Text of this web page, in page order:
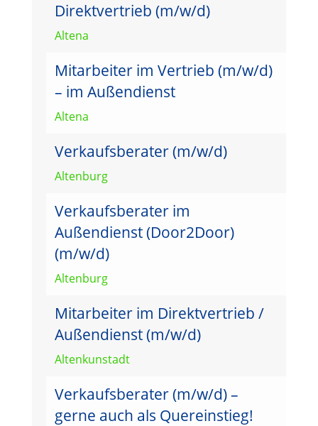
Direktvertrieb (m/w/d)
Altena
Mitarbeiter im Vertrieb (m/w/d)
– im Außendienst
Altena
Verkaufsberater (m/w/d)
Altenburg
Verkaufsberater im
Außendienst (Door2Door)
(m/w/d)
Altenburg
Mitarbeiter im Direktvertrieb /
Außendienst (m/w/d)
Altenkunstadt
Verkaufsberater (m/w/d) –
gerne auch als Quereinstieg!